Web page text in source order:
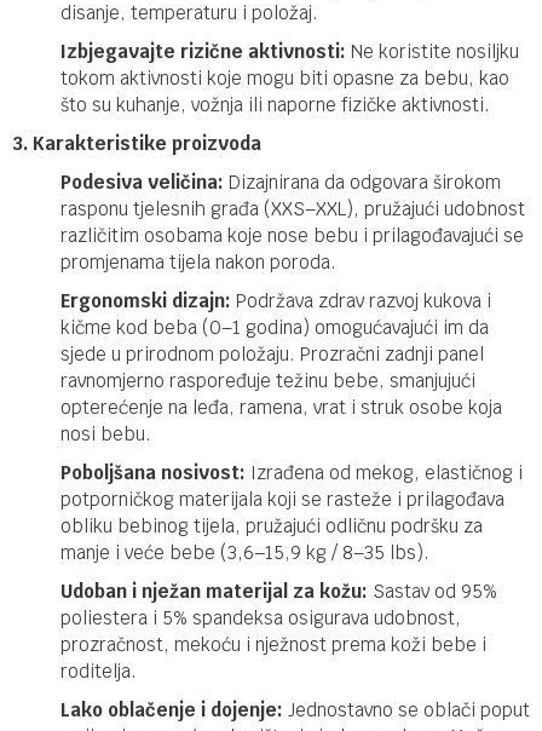
disanje, temperaturu i položaj.
Izbjegavajte rizične aktivnosti: Ne koristite nosiljku
tokom aktivnosti koje mogu biti opasne za bebu, kao
što su kuhanje, vožnja ili naporne fizičke aktivnosti.
3. Karakteristike proizvoda
Podesiva veličina: Dizajnirana da odgovara širokom
rasponu tjelesnih građa (XXS–XXL), pružajući udobnost
različitim osobama koje nose bebu i prilagođavajući se
promjenama tijela nakon poroda.
Ergonomski dizajn: Podržava zdrav razvoj kukova i
kičme kod beba (0–1 godina) omogućavajući im da
sjede u prirodnom položaju. Prozračni zadnji panel
ravnomjerno raspoređuje težinu bebe, smanjujući
opterećenje na leđa, ramena, vrat i struk osobe koja
nosi bebu.
Poboljšana nosivost: Izrađena od mekog, elastičnog i
potporničkog materijala koji se rasteže i prilagođava
obliku bebinog tijela, pružajući odličnu podršku za
manje i veće bebe (3,6–15,9 kg / 8–35 lbs).
Udoban i nježan materijal za kožu: Sastav od 95%
poliestera i 5% spandeksa osigurava udobnost,
prozračnost, mekoću i nježnost prema koži bebe i
roditelja.
Lako oblačenje i dojenje: Jednostavno se oblači poput